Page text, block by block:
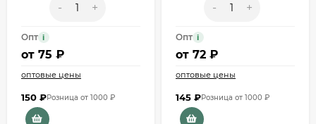
- +
Опт i
от 75 ₽
оптовые цены
150 ₽Розница от 1000 ₽
- +
Опт i
от 72 ₽
оптовые цены
145 ₽Розница от 1000 ₽